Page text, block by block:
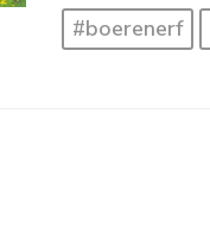
#boerenerf